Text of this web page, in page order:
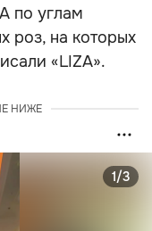
по углам
роз, на которых
«LIZA».
НИЖЕ
1/3